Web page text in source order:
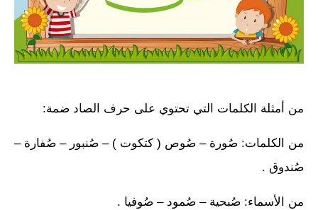
من أمثلة الكلمات التي تحتوي على حرف الصاد ضمة:
من الكلمات: صُورة – صُوص ( كتكوت ) – صُنبور – صُفارة –
صُندوق .
من الأسماء: صُبحية – صُمود – صُوفيا .